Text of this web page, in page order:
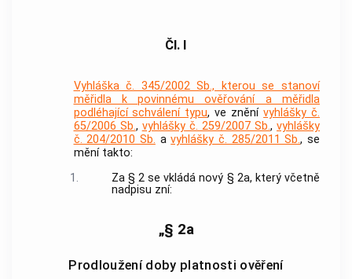
Čl. I
Vyhláška č. 345/2002 Sb., kterou se stanoví
měřidla k povinnému ověřování a měřidla
podléhající schválení typu, ve zněnívyhlášky č.
65/2006 Sb., vyhlášky č. 259/2007 Sb.,vyhlášky
č. 204/2010 Sb. avyhlášky č. 285/2011 Sb., se
mění takto:
1.
Za § 2 se vkládá nový § 2a, který včetně
nadpisu zní:
„§ 2a
Prodloužení doby platnosti ověření